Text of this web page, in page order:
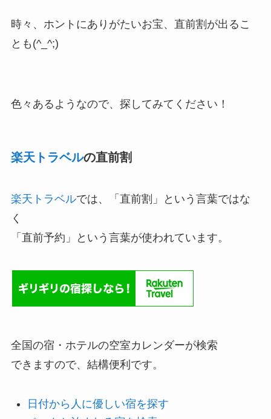
時々、ホントにありがたいお宝、直前割が出るこ
とも(^_^;)
色々あるようなので、探してみてください！
楽天トラベルの直前割
楽天トラベルでは、「直前割」という言葉ではな
く
「直前予約」という言葉が使われています。
全国の宿・ホテルの空室カレンダーが検索
できますので、結構便利です。
日付から人に優しい宿を探す